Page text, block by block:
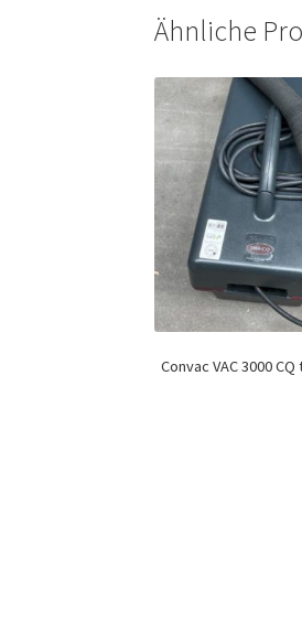
Ähnliche
Convac VAC 3000